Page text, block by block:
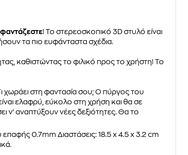
φαντάζεστε! Το στερεοσκοπικό 3D στυλό είναι
τα πιο ευφάνταστα σχέδια.
καθιστώντας το φιλικό προς το χρήστη! Το
χωράει στη φαντασία σου; Ο πύργος του
ελαφρύ, εύκολο στη χρήση και θα σε
ν’ αναπτύξουν νέες δεξιότητες. Θα το
0.7mm Διαστάσεις: 18.5 x 4.5 x 3.2 cm